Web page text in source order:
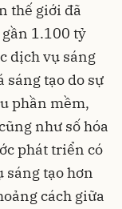
thế giới đã
1.100 tỷ
dịch vụ sáng
sáng tạo do sự
phần mềm,
như số hóa
phát triển có
tạo hơn
cách giữa